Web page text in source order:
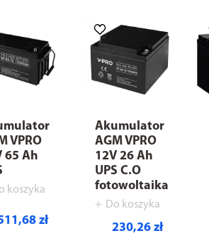
VPRO
65 Ah
koszyka
zł
Akumulator
AGM VPRO
12V 26 Ah
UPS C.O
fotowoltaika
Do koszyka
230,26 zł